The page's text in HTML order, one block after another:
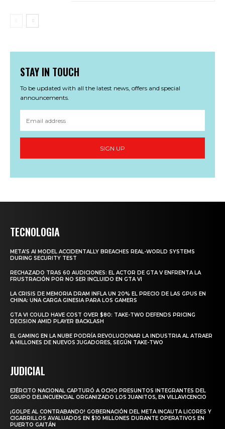
STAY IN TOUCH
To be updated with all the latest news, offers and special
announcements.
SIGN UP
TECNOLOGIA
META’S AI MODEL ACCIDENTALLY BREACHES REAL-WORLD SYSTEMS
DURING SECURITY TEST
RECHAZADO TRAS 60 AUDICIONES: EL ACTOR DE GTA V ENFRENTA LA
FRUSTRACIÓN POR NO SER INCLUIDO EN GTA VI
LA CRISIS DE MEMORIA DRAM INFLA UN 20% EL PRECIO DE LAS GPUS EN
CHINA: UNA CARGA GINESIA PARA LOS GAMERS
GTA VI COULD HAVE COST OVER $80: TAKE-TWO DEFENDS PRICING
DECISION AMID PLAYER BACKLASH
EL GAMING EN LA NUBE PODRÍA REVOLUCIONAR LA INDUSTRIA AL ATRAER
A MILLONES DE NUEVOS JUGADORES, SEGÚN TAKE-TWO
JUDICIAL
EJÉRCITO NACIONAL CAPTURÓ A OCHO PRESUNTOS INTEGRANTES DEL
GRUPO DELINCUENCIAL ORGANIZADO LOS JUANITOS, EN VILLAVICENCIO
¡GOLPE AL CONTRABANDO! GOBERNACIÓN DEL META INCAUTA LICORES Y
CIGARRILLOS AVALUADOS EN $10 MILLONES DURANTE OPERATIVOS EN
PUERTO GAITÁN